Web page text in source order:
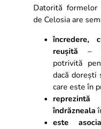
Datorită
de Celosia are
încredere,
reușită –
potrivită
dacă dorești
care este în
îndrăzneala
este